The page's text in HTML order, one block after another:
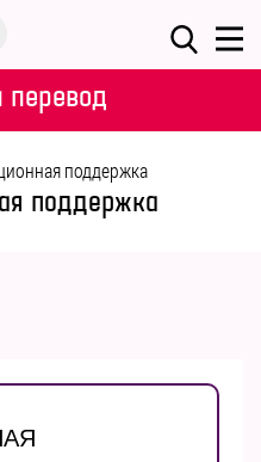
поддержка
поддержка